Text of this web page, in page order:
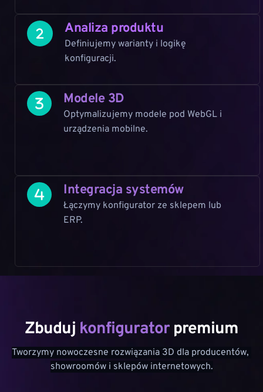
Analiza produktu
Definiujemy warianty i logikę
konfiguracji.
Modele 3D
Optymalizujemy modele pod WebGL i
urządzenia mobilne.
Integracja systemów
Łączymy konfigurator ze sklepem lub
ERP.
Zbuduj konfigurator premium
Tworzymy nowoczesne rozwiązania 3D dla producentów,
showroomów i sklepów internetowych.